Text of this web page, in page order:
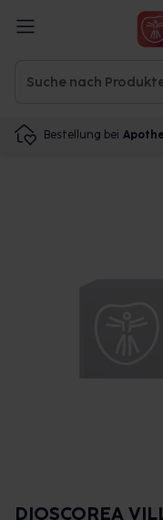
Bestellung bei
DIOSCOREA